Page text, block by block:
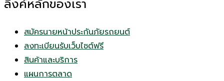
ลิงค์หลักของเรา
สมัครนายหน้าประกันภัยรถยนต์
ลงทะเบียนรับเว็บไซต์ฟรี
สินค้าและบริการ
แผนการตลาด